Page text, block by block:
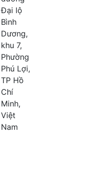
Đại lộ
Bình
Dương,
khu 7,
Phường
Phú Lợi,
TP Hồ
Chí
Minh,
Việt
Nam